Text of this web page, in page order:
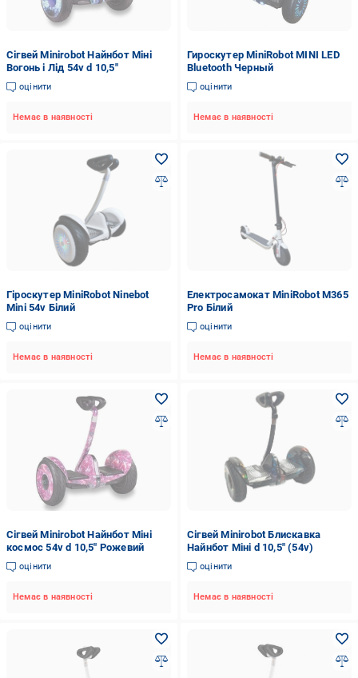
Сігвей Minirobot Найнбот Міні
Вогонь і Лід 54v d 10,5"
оцінити
Немає в наявності
Гироскутер MiniRobot MINI LED
Bluetooth Черный
оцінити
Немає в наявності
Гіроскутер MiniRobot Ninebot
Mini 54v Білий
оцінити
Немає в наявності
Електросамокат MiniRobot M365
Pro Білий
оцінити
Немає в наявності
Сігвей Minirobot Найнбот Міні
космос 54v d 10,5" Рожевий
оцінити
Немає в наявності
Сігвей Minirobot Блискавка
Найнбот Міні d 10,5" (54v)
оцінити
Немає в наявності